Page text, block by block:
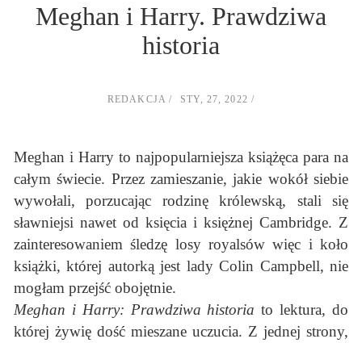
Meghan i Harry. Prawdziwa
historia
REDAKCJA STY, 27, 2022
Meghan i Harry to najpopularniejsza książęca para na
całym świecie. Przez zamieszanie, jakie wokół siebie
wywołali, porzucając rodzinę królewską, stali się
sławniejsi nawet od księcia i księżnej Cambridge. Z
zainteresowaniem śledzę losy royalsów więc i koło
książki, której autorką jest lady Colin Campbell, nie
mogłam przejść obojętnie.
Meghan i Harry: Prawdziwa historiato lektura, do
której żywię dość mieszane uczucia. Z jednej strony,